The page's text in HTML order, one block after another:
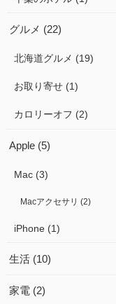
グルメ (22)
北海道グルメ (19)
お取り寄せ (1)
カロリーオフ (2)
Apple (5)
Mac (3)
Macアクセサリ (2)
iPhone (1)
生活 (10)
家電 (2)